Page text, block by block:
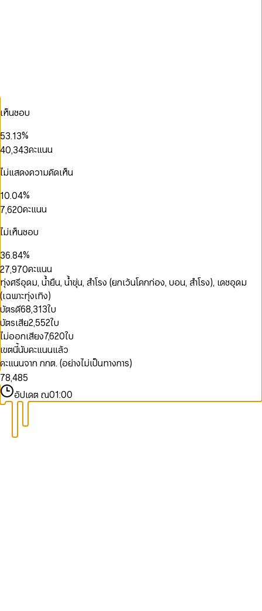
เห็นชอบ
3
5
6
7
8
9
1
3
4
5
6
7
8
9
.1
2
3
4
5
6
7
8
1
3
4
5
6
7
8
9
%
0
1
3
4
6
8
9
0
2
4
5
6
7
8
,
0
2
3
5
7
8
9
1
2
3
4
6
8
9
0
1
2
3
5
7
9
คะแนน
ไม่แสดงความคิดเห็น
1
2
3
4
5
6
7
8
9
0
1
2
3
4
5
6
7
8
9
.0
1
2
3
4
5
6
7
8
9
0
2
4
5
6
7
8
9
%
0
1
2
3
4
6
7
9
,
0
1
2
3
5
6
8
1
2
4
6
7
8
9
0
2
4
5
6
7
8
9
คะแนน
ไม่เห็นชอบ
1
3
4
5
6
7
8
9
0
1
2
4
6
7
8
9
.
0
2
3
4
6
8
9
0
2
4
5
6
7
8
9
%
1
2
3
4
5
6
7
8
9
0
1
2
3
4
6
7
8
9
,
0
2
3
4
5
6
8
9
0
1
2
4
6
7
8
9
0
1
2
3
4
5
6
7
8
9
คะแนน
ทุ่งศรีอุดม, น้ำยืน, น้ำขุ่น, สำโรง (ยกเว้นโคกก่อง, บอน, สำโรง), เดชอุดม
(เฉพาะทุ่งเทิง)
บัตรดี68,313ใบ
บัตรเสีย2,552ใบ
ไม่ออกเสียง7,620ใบ
เขตนี้นับคะแนนแล้ว
คะแนนจาก กกต. (อย่างไม่เป็นทางการ)
0
1
2
3
4
5
6
7
8
9
0
1
2
3
4
5
6
7
8
9
,
0
1
2
3
4
5
6
0
1
2
3
4
5
6
7
8
9
0
1
2
3
4
5
6
7
อัปเดต ณ01:00